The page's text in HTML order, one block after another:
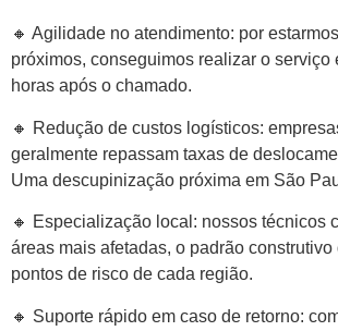
🔸 Agilidade no atendimento: por
próximos, conseguimos realizar o serviço
horas após o chamado.
🔸 Redução de custos logísticos:
geralmente repassam taxas de
Uma descupinização próxima em São
🔸 Especialização local: nossos técnicos
áreas mais afetadas, o padrão
pontos de risco de cada região.
🔸 Suporte rápido em caso de retorno: